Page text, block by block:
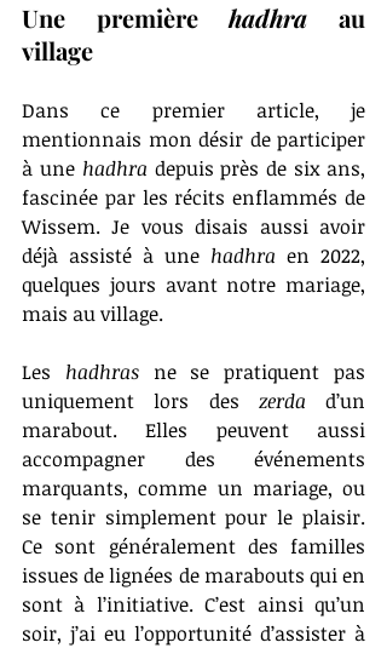
Une première hadhra au
village
Dans ce premier article, je
mentionnais mon désir de participer
à une hadhra depuis près de six ans,
fascinée par les récits enflammés de
Wissem. Je vous disais aussi avoir
déjà assisté à une hadhra en 2022,
quelques jours avant notre mariage,
mais au village.
Les hadhras ne se pratiquent pas
uniquement lors des zerda d’un
marabout. Elles peuvent aussi
accompagner des événements
marquants, comme un mariage, ou
se tenir simplement pour le plaisir.
Ce sont généralement des familles
issues de lignées de marabouts qui en
sont à l’initiative. C’est ainsi qu’un
soir, j’ai eu l’opportunité d’assister à